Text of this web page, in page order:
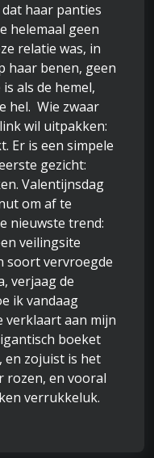
haar panties
helemaal geen
relatie was, in
haar benen, geen
als de hemel,
hel. Wie zwaar
wil uitpakken:
Er is een simpele
gezicht:
Valentijnsdag
om af te
nieuwste trend:
veilingsite
soort vervroegde
verjaag de
ik vandaag
verklaart aan mijn
boeket
en zojuist is het
rozen, en vooral
verrukkeluk.